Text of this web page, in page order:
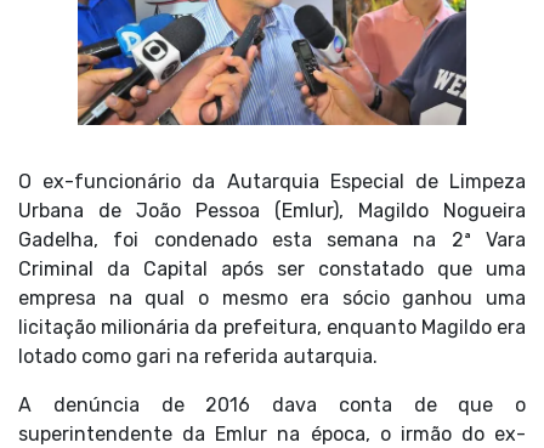
O ex-funcionário da Autarquia Especial de Limpeza
Urbana de João Pessoa (Emlur), Magildo Nogueira
Gadelha, foi condenado esta semana na 2ª Vara
Criminal da Capital após ser constatado que uma
empresa na qual o mesmo era sócio ganhou uma
licitação milionária da prefeitura, enquanto Magildo era
lotado como gari na referida autarquia.
A denúncia de 2016 dava conta de que o
superintendente da Emlur na época, o irmão do ex-